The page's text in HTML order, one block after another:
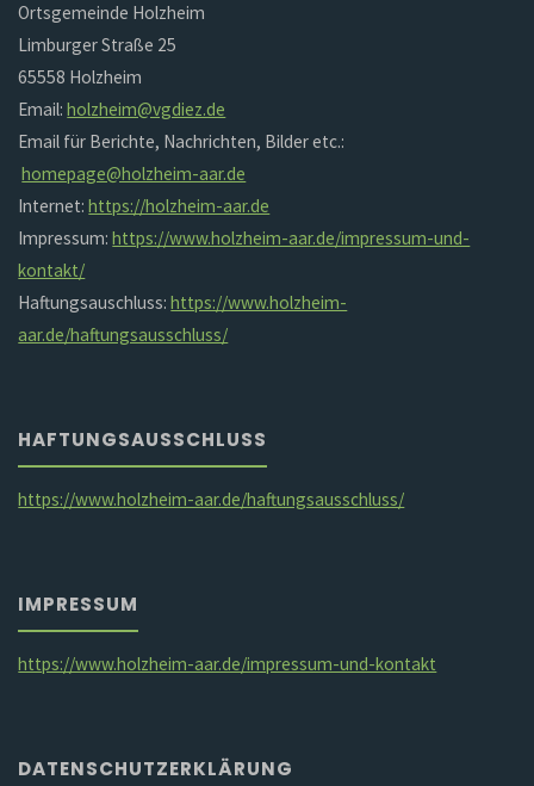
Ortsgemeinde Holzheim
Limburger Straße 25
65558 Holzheim
Email:holzheim@vgdiez.de
Email für Berichte, Nachrichten, Bilder etc.:
homepage@holzheim-aar.de
Internet:https://holzheim-aar.de
Impressum:https://www.holzheim-aar.de/impressum-und-
kontakt/
Haftungsauschluss:https://www.holzheim-
aar.de/haftungsausschluss/
HAFTUNGSAUSSCHLUSS
https://www.holzheim-aar.de/haftungsausschluss/
IMPRESSUM
https://www.holzheim-aar.de/impressum-und-kontakt
DATENSCHUTZERKLÄRUNG